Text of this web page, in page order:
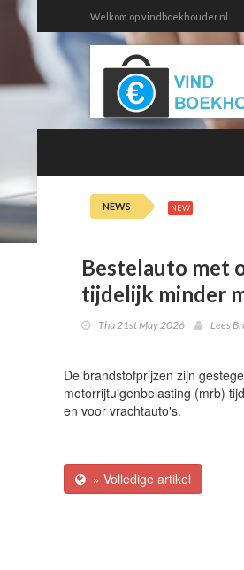
Welkom op vindboekhouder.nl
NEWS NEW
Bestelauto met
tijdelijk minder
Thu 21st May 2026 Lees
De brandstofprijzen zijn
motorrijtuigenbelasting (mrb)
en voor vrachtauto's.
» Volledige artikel